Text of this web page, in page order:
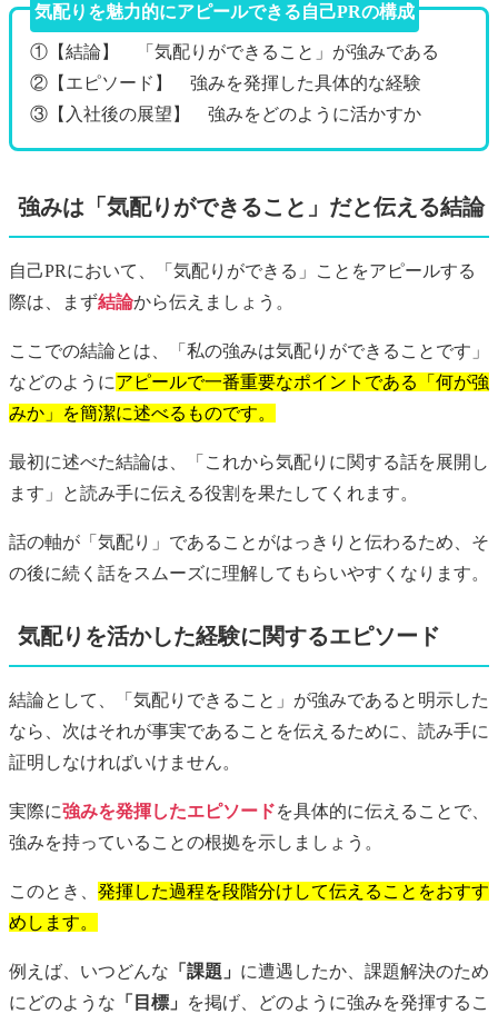
気配りを魅力的にアピールできる自己PRの構成
①【結論】 「気配りができること」が強みである
②【エピソード】 強みを発揮した具体的な経験
③【入社後の展望】 強みをどのように活かすか
強みは「気配りができること」だと伝える結論
自己PRにおいて、「気配りができる」ことをアピールする
際は、まず結論から伝えましょう。
ここでの結論とは、「私の強みは気配りができることです」
などのようにアピールで一番重要なポイントである「何が強
みか」を簡潔に述べるものです。
最初に述べた結論は、「これから気配りに関する話を展開し
ます」と読み手に伝える役割を果たしてくれます。
話の軸が「気配り」であることがはっきりと伝わるため、そ
の後に続く話をスムーズに理解してもらいやすくなります。
気配りを活かした経験に関するエピソード
結論として、「気配りできること」が強みであると明示した
なら、次はそれが事実であることを伝えるために、読み手に
証明しなければいけません。
実際に強みを発揮したエピソードを具体的に伝えることで、
強みを持っていることの根拠を示しましょう。
このとき、 発揮した過程を段階分けして伝えることをおすす
めします。
例えば、いつどんな 「課題」 に遭遇したか、課題解決のため
にどのような 「目標」 を掲げ、どのように強みを発揮するこ